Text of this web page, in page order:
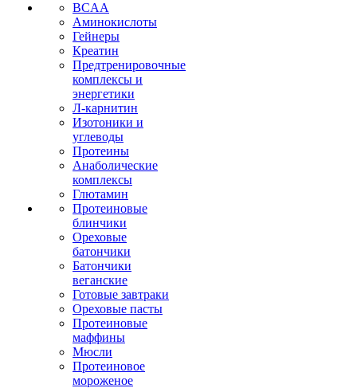
BCAA
Аминокислоты
Гейнеры
Креатин
Предтренировочные
комплексы и
энергетики
Л-карнитин
Изотоники и
углеводы
Протеины
Анаболические
комплексы
Глютамин
Протеиновые
блинчики
Ореховые
батончики
Батончики
веганские
Готовые завтраки
Ореховые пасты
Протеиновые
маффины
Мюсли
Протеиновое
мороженое